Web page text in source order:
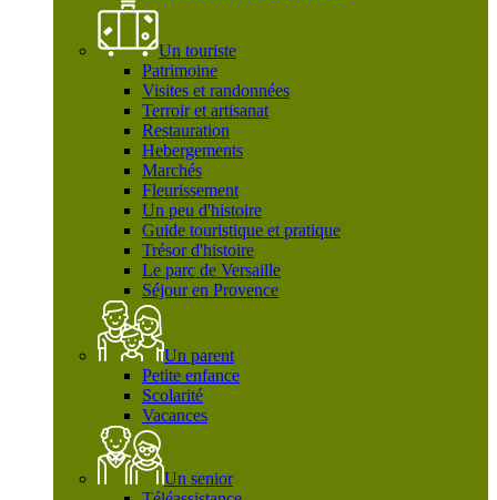
Un touriste
Patrimoine
Visites et randonnées
Terroir et artisanat
Restauration
Hebergements
Marchés
Fleurissement
Un peu d'histoire
Guide touristique et pratique
Trésor d'histoire
Le parc de Versaille
Séjour en Provence
Un parent
Petite enfance
Scolarité
Vacances
Un senior